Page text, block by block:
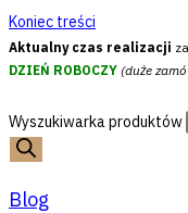
Koniec treści
Aktualny czas realizacji
DZIEŃ ROBOCZY (duże
Wyszukiwarka produktów
Blog